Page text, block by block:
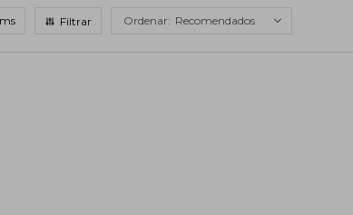
Recomendados